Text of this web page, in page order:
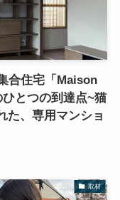
合住宅「Maison
とつの到達点~猫
た、専用マンショ
取材